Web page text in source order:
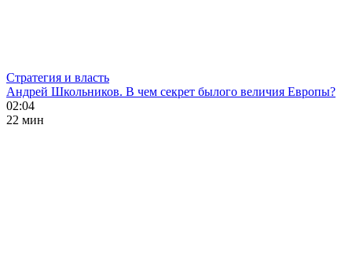
Стратегия и власть
Андрей Школьников. В чем секрет былого величия Европы?
02:04
22 мин